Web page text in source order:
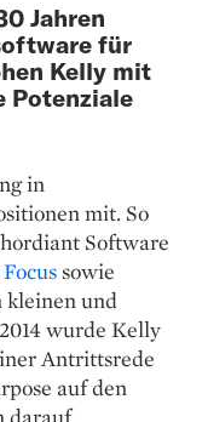
Jahren
für
Kelly mit
Potenziale
in
mit. So
Software
sowie
kleinen und
wurde Kelly
Antrittsrede
auf den
darauf